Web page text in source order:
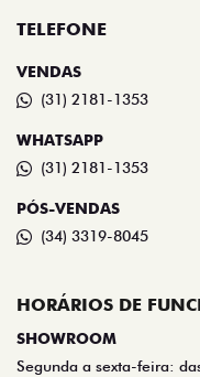
TELEFONE
VENDAS
(31) 2181-1353
WHATSAPP
(31) 2181-1353
PÓS-VENDAS
(34) 3319-8045
HORÁRIOS DE
SHOWROOM
Segunda a sexta-feira: